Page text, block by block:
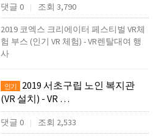
댓글 0 | 조회 3,790
2019 코엑스 크리에이터 페스티벌 VR체
험 부스 (인기 VR 체험) - VR렌탈대여 행
사
인기
2019 서초구립 노인 복지관
(VR 설치) - VR …
댓글 0 | 조회 2,533